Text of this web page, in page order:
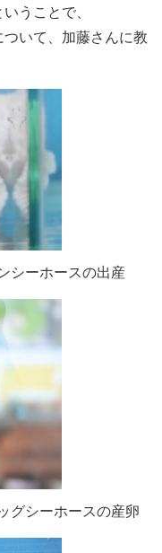
うことで、
いて、加藤さんに教
シーホースの出産
グシーホースの産卵